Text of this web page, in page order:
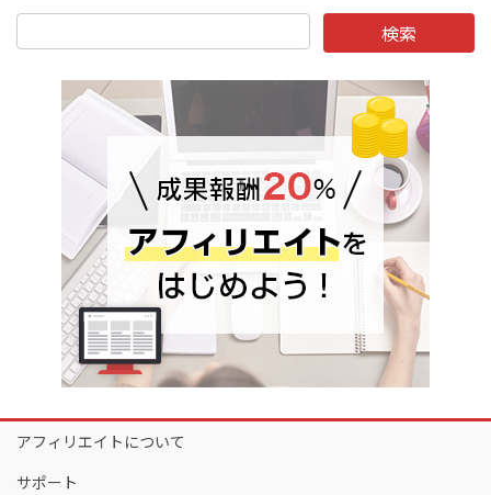
アフィリエイトについて
サポート